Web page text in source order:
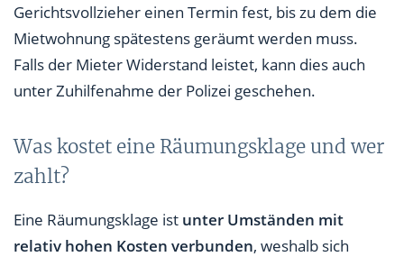
Gerichtsvollzieher einen Termin fest, bis zu dem die
Mietwohnung spätestens geräumt werden muss.
Falls der Mieter Widerstand leistet, kann dies auch
unter Zuhilfenahme der Polizei geschehen.
Was kostet eine Räumungsklage und wer
zahlt?
Eine Räumungsklage ist unter Umständen mit
relativ hohen Kosten verbunden, weshalb sich